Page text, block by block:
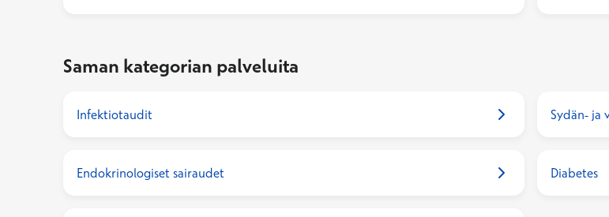
Saman kategorian palveluita
Infektiotaudit Sydän- ja
Endokrinologiset sairaudet Diabetes